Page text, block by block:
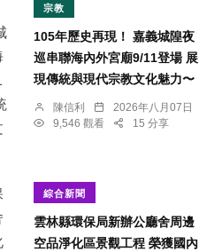
宗教
105年歷史再現！ 嘉義城隍夜
巡串聯海內外宮廟9/11登場 展
現傳統與現代宗教文化魅力〜
陳信利
2026年八月07日
9,546 觀看
15 分享
綜合新聞
雲林縣環保局新辦公廳舍周邊
空品淨化區景觀工程 榮獲國內